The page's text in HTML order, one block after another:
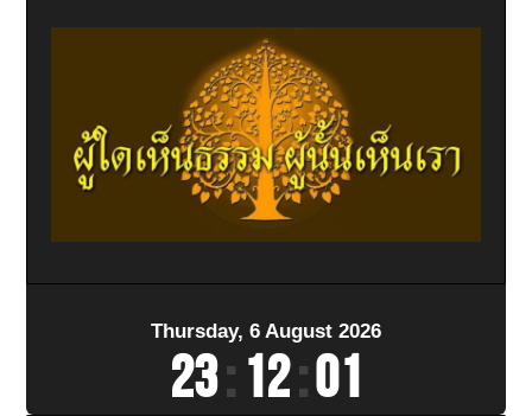
Thursday, 6 August 2026
23:12:03